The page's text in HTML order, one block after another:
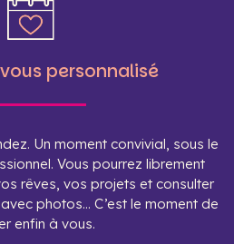
personnalisé
Un moment convivial, sous le
Vous pourrez librement
rêves, vos projets et consulter
photos… C’est le moment de
enfin à vous.